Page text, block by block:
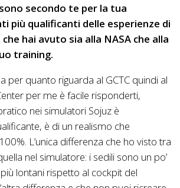
secondo te per la tua
più qualificanti delle esperienze di
hai avuto sia alla NASA che alla
training.
per quanto riguarda al GCTC quindi al
per me è facile risponderti,
nei simulatori Sojuz è
è di un realismo che
L’unica differenza che ho visto tra
nel simulatore: i sedili sono un po’
lontani rispetto al cockpit del